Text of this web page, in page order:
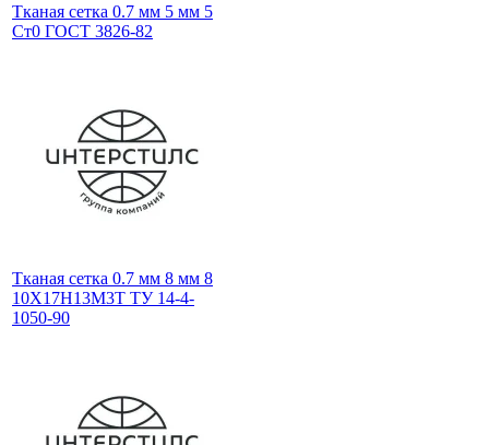
Тканая сетка 0.7 мм 5 мм 5
Ст0 ГОСТ 3826-82
Тканая сетка 0.7 мм 8 мм 8
10Х17Н13М3Т ТУ 14-4-
1050-90